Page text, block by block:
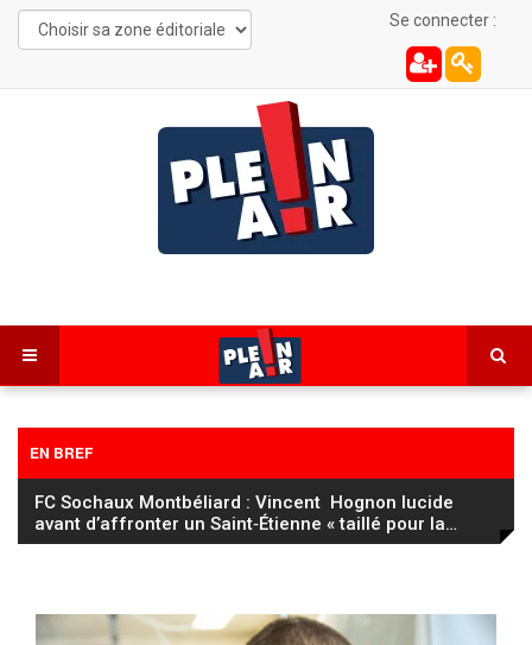
Se connecter :
EN BREF
FC Sochaux Montbéliard : Vincent Hognon lucide
avant d’affronter un Saint‑Étienne « taillé pour la…